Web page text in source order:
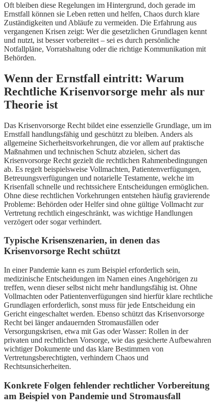
Oft bleiben diese Regelungen im Hintergrund, doch gerade im
Ernstfall können sie Leben retten und helfen, Chaos durch klare
Zuständigkeiten und Abläufe zu vermeiden. Die Erfahrung aus
vergangenen Krisen zeigt: Wer die gesetzlichen Grundlagen kennt
und nutzt, ist besser vorbereitet – sei es durch persönliche
Notfallpläne, Vorratshaltung oder die richtige Kommunikation mit
Behörden.
Wenn der Ernstfall eintritt: Warum
Rechtliche Krisenvorsorge mehr als nur
Theorie ist
Das Krisenvorsorge Recht bildet eine essenzielle Grundlage, um im
Ernstfall handlungsfähig und geschützt zu bleiben. Anders als
allgemeine Sicherheitsvorkehrungen, die vor allem auf praktische
Maßnahmen und technischen Schutz abzielen, sichert das
Krisenvorsorge Recht gezielt die rechtlichen Rahmenbedingungen
ab. Es regelt beispielsweise Vollmachten, Patientenverfügungen,
Betreuungsverfügungen und notarielle Testamente, welche im
Krisenfall schnelle und rechtssichere Entscheidungen ermöglichen.
Ohne diese rechtlichen Vorkehrungen entstehen häufig gravierende
Probleme: Behörden oder Helfer sind ohne gültige Vollmacht zur
Vertretung rechtlich eingeschränkt, was wichtige Handlungen
verzögert oder sogar verhindert.
Typische Krisenszenarien, in denen das
Krisenvorsorge Recht schützt
In einer Pandemie kann es zum Beispiel erforderlich sein,
medizinische Entscheidungen im Namen eines Angehörigen zu
treffen, wenn dieser selbst nicht mehr handlungsfähig ist. Ohne
Vollmachten oder Patientenverfügungen sind hierfür klare rechtliche
Grundlagen erforderlich, sonst muss für jede Entscheidung ein
Gericht eingeschaltet werden. Ebenso schützt das Krisenvorsorge
Recht bei länger andauernden Stromausfällen oder
Versorgungskrisen, etwa mit Gas oder Wasser: Rollen in der
privaten und rechtlichen Vorsorge, wie das gesicherte Aufbewahren
wichtiger Dokumente und das klare Bestimmen von
Vertretungsberechtigten, verhindern Chaos und
Rechtsunsicherheiten.
Konkrete Folgen fehlender rechtlicher Vorbereitung
am Beispiel von Pandemie und Stromausfall